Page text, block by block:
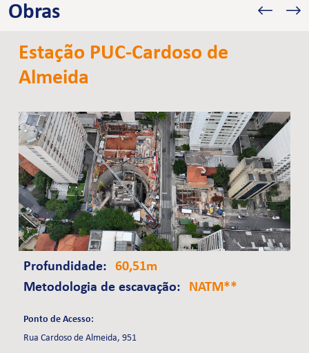
Obras
Estação PUC-Cardoso de
Almeida
Profundidade:
60,51m
Metodologia de escavação:
NATM**
Ponto de Acesso:
Rua Cardoso de Almeida, 951